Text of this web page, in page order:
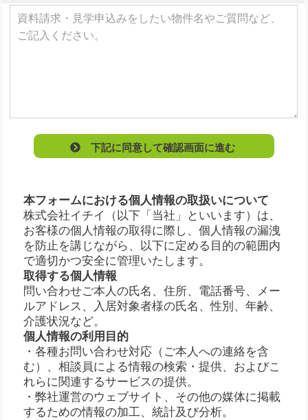
下記に同意して確認画面に進む
本フォームにおける個人情報の取扱いについて
株式会社イチイ（以下「当社」といいます）は、
お客様の個人情報の取得に際し、個人情報の漏洩
を防止を講じながら、以下に定める目的の範囲内
で適切かつ安全に管理いたします。
取得する個人情報
問い合わせご本人の氏名、住所、電話番号、メー
ルアドレス、入居対象者様の氏名、性別、年齢、
介護状況など。
個人情報の利用目的
・各種お問い合わせ対応（ご本人への連絡を含
む）、相談員による情報の検索・提供、およびこ
れらに関連するサービスの提供。
・弊社運営のウェブサイト、その他の媒体に掲載
するための情報の加工、統計及び分析。